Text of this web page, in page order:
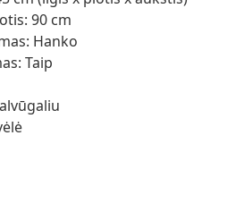
90 cm
Hanko
Taip